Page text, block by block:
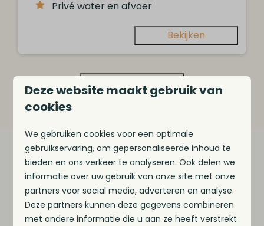
Privé water en afvoer
Bekijken
Meer resultaten (14)
Jouw verblijf tijdens de
meivakantie
Tijdens de meivakantie kun je verblijven in één
van onze accommodaties of op een
Deze website maakt gebruik van
cookies
We gebruiken cookies voor een optimale
gebruikservaring, om gepersonaliseerde inhoud te
bieden en ons verkeer te analyseren. Ook delen we
informatie over uw gebruik van onze site met onze
partners voor social media, adverteren en analyse.
Deze partners kunnen deze gegevens combineren
met andere informatie die u aan ze heeft verstrekt